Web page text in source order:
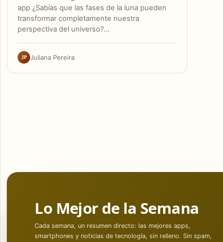
app ¿Sabías que las fases de la luna pueden
transformar completamente nuestra
perspectiva del universo?…
JP Juliana Pereira
Lo Mejor de la Semana
Cada semana, un resumen directo: las mejores apps,
smartphones y noticias de tecnología, sin relleno. Sin spam,